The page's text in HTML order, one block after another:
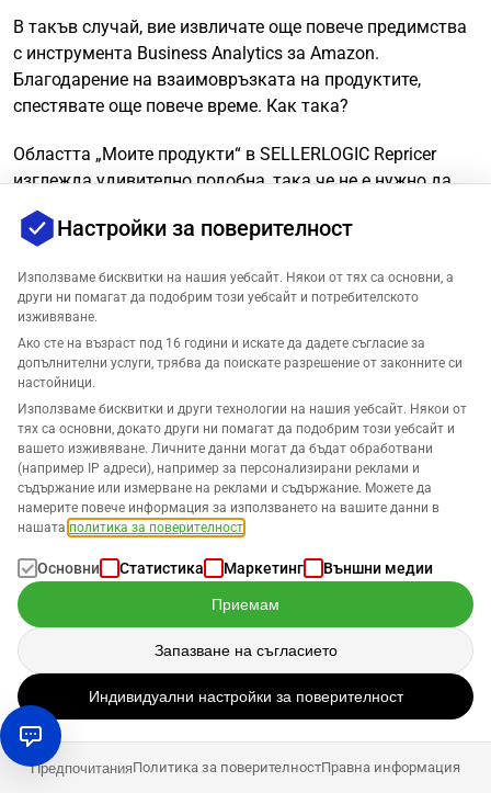
В такъв случай, вие извличате още повече предимства
с инструмента Business Analytics за Amazon.
Благодарение на взаимовръзката на продуктите,
спестявате още повече време. Как така?
Областта „Моите продукти“ в SELLERLOGIC Repricer
изглежда удивително подобна, така че не е нужно да
свиквате с нов инструмент!
продукти ще бъдат постоянно и автоматично
прехвърляни в Business Analytics
С тази функция можете да кажете не на използването
на различни ресурси, за да получите данни за всички
бизнес клонове. Ръчният труд за комбиниране на
големи данни е премахнат от вашия времеви график!
Продължете да правите продажби и се концентрирайте
върху това, което е най-важно за вашия бизнес. Нека
ние се погрижим за останалото!
Присъединете се към партито в 3 лесни
стъпки!
Настройки за поверителност
Използваме бисквитки на нашия уебсайт. Някои от тях са основни, а
други ни помагат да подобрим този уебсайт и потребителското
изживяване.
Ако сте на възраст под 16 години и искате да дадете съгласие за
допълнителни услуги, трябва да поискате разрешение от законните си
настойници.
Използваме бисквитки и други технологии на нашия уебсайт. Някои от
тях са основни, докато други ни помагат да подобрим този уебсайт и
вашето изживяване. Личните данни могат да бъдат обработвани
(например IP адреси), например за персонализирани реклами и
съдържание или измерване на реклами и съдържание. Можете да
намерите повече информация за използването на вашите данни в
нашата политика за поверителност
Основни Статистика Маркетинг Външни медии
Приемам
Запазване на съгласието
Индивидуални настройки за поверителност
ПредпочитанияПолитика за поверителностПравна информация